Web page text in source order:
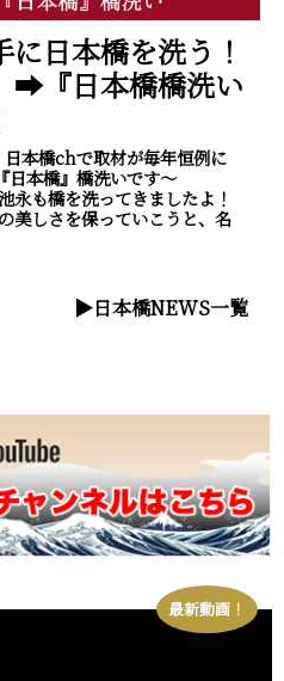
日本橋を洗う！
➡『日本橋橋洗い
本橋chで取材が毎年恒例に
日本橋』橋洗いです～
永も橋を洗ってきましたよ！
美しさを保っていこうと、名
▶︎日本橋NEWS一覧
最新動画！